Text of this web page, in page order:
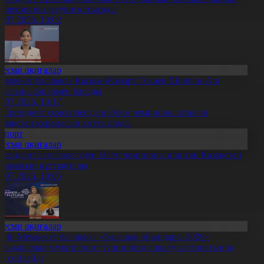
кездесуіне қатысады
13:02
оқиғалар
басшысы Қасым-Жомарт Тоқаев Шолпан-Ата
сапармен барады
10:17
оқиғалар
семсерлесуден Әлем чемпионы атанған Қазақстан
құттықтады
10:05
оқиғалар
Мемлекет басшысы «Болашақ ойындары-2026»
мультиспорт турнирінің ашылу салтанатында
сөйлейді